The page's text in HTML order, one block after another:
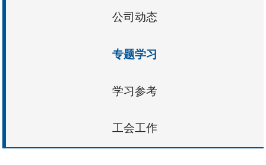
公司动态
专题学习
学习参考
工会工作